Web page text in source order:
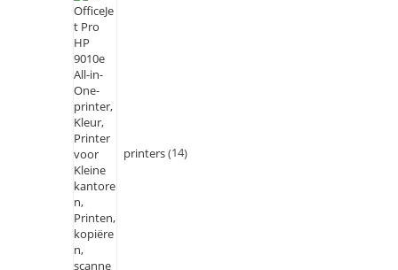
printers 14